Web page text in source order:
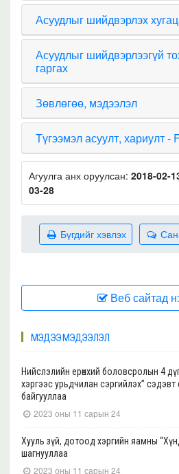
Асуудлыг шийдвэрлэх
Асуудлыг шийдвэрлээгүй
гаргах
Зөвлөгөө, мэдээлэл
Түгээмэл асуулт, хариулт -
Агуулга анх оруулсан: 2018-02-
03-28
Бүгдийг хэвлэх
Веб сайтад
МЭДЭЭ МЭДЭЭЛЭЛ
Нийслэлийн ерөнхий боловсролын 4
хэргээс урьдчилан сэргийлэх” сэдэвт
байгууллаа
2023 оны 11 сарын 24
Хууль зүй, дотоод хэргийн яамны
шагнууллаа
2023 оны 11 сарын 24